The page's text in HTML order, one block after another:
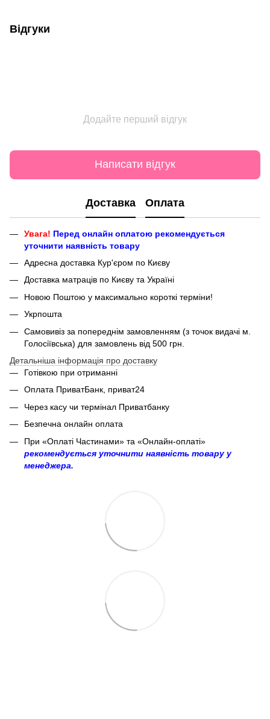
Відгуки
Додайте перший відгук
Написати відгук
Доставка Оплата
Увага! Перед онлайн оплатою рекомендується
уточнити наявність товару
Адресна доставка Кур'єром по Києву
Доставка матраців по Києву та Україні
Новою Поштою у максимально короткі терміни!
Укрпошта
Самовивіз за попереднім замовленням (з точок видачі м.
Голосіївська) для замовлень від 500 грн.
Детальніша інформація про доставку
Готівкою при отриманні
Оплата ПриватБанк, приват24
Через касу чи термінал Приватбанку
Безпечна онлайн оплата
При «Оплаті Частинами» та «Онлайн-оплаті»
рекомендується уточнити наявність товару у
менеджера.